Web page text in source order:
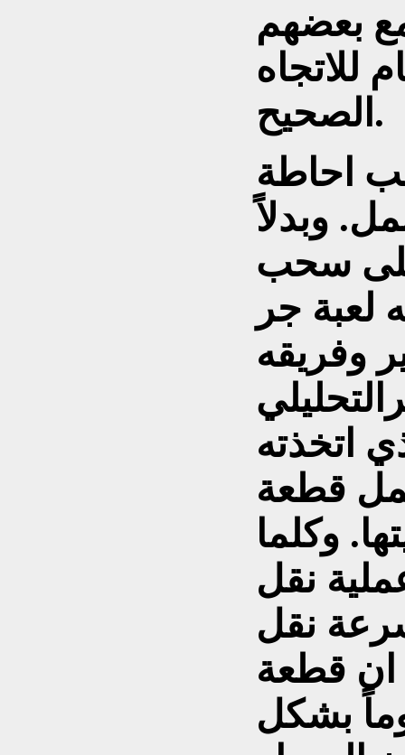
بعضهم
للاتجاه
الصحيح.
احاطة
وبدلاً
سحب
لعبة جر
وفريقه
اتخذته
قطعة
وكلما
نقل
نقل
ان قطعة
بشكل